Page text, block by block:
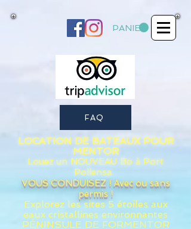
PANIER
FAQ
LOCATION DE BATEAUX POUR
MENTOR
Louez un NOUVEAU Bo à Port
Pollensa
VOUS CONDUISEZ ! Avec ou sans
permis !
Explorez les sites 5 étoiles aux
eaux cristallines environnantes
PÉNINSULE DE FORMENTOR